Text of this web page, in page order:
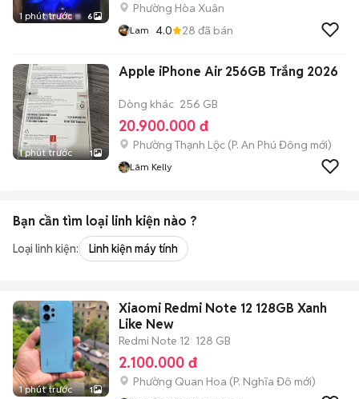
1 phút trước 6
Phường Hòa Xuân
Lam 4.0 28 đã bán
1 phút trước 1
Apple iPhone Air 256GB Trắng 2026
Dòng khác 256 GB
20.900.000 đ
Phường Thạnh Lộc (P. An Phú Đông mới)
Lâm Kelly
Bạn cần tìm loại linh kiện nào ?
Loại linh kiện: Linh kiện máy tính
1 phút trước 1
Xiaomi Redmi Note 12 128GB Xanh
Like New
Redmi Note 12 128 GB
2.100.000 đ
Phường Quan Hoa (P. Nghĩa Đô mới)